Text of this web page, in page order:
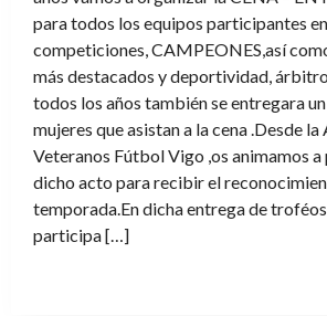
para todos los equipos participantes
competiciones, CAMPEONES,así
más destacados y deportividad,
todos los años también se entregara
mujeres que asistan a la cena .Desde
Veteranos Fútbol Vigo ,os animamos
dicho acto para recibir el
temporada.En dicha entrega de
participa […]